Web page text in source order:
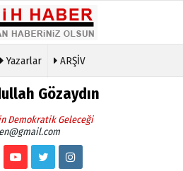
Köşe
Yazarları
Video
Galeri
Foto
Galeri
Yazarlar ARŞİV
Gözaydın
Demokratik Geleceği